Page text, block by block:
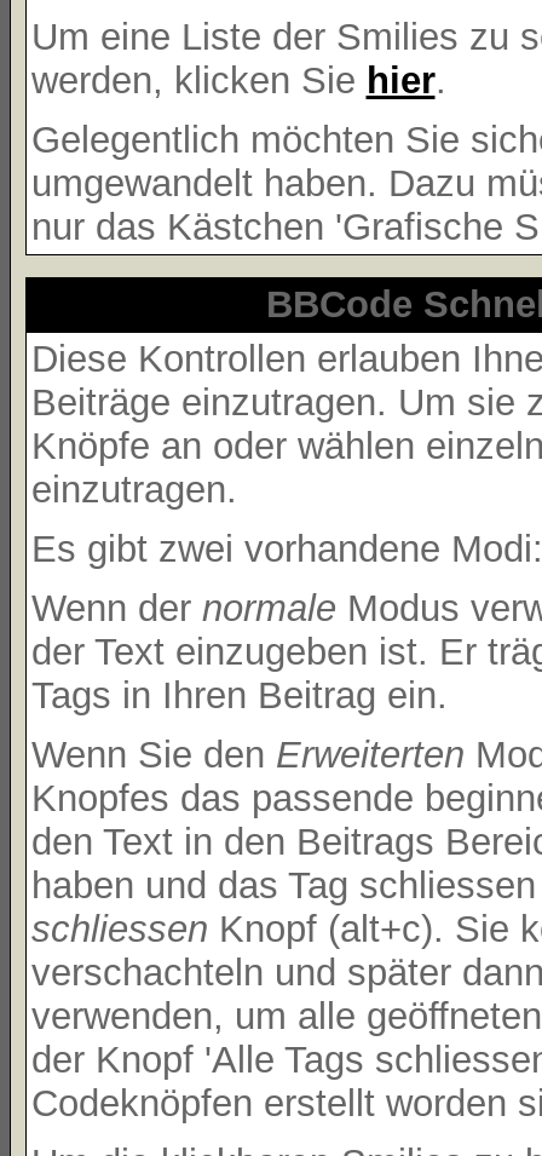
Um eine Liste der Smilies zu
werden, klicken Sie hier.
Gelegentlich möchten Sie
umgewandelt haben. Dazu
nur das Kästchen 'Grafische
BBCode
Diese Kontrollen erlauben
Beiträge einzutragen. Um sie
Knöpfe an oder wählen
einzutragen.
Es gibt zwei vorhandene
Wenn der normale Modus
der Text einzugeben ist. Er
Tags in Ihren Beitrag ein.
Wenn Sie den Erweiterten
Knopfes das passende
den Text in den Beitrags
haben und das Tag
schliessen Knopf (alt+c). Sie
verschachteln und später
verwenden, um alle
der Knopf 'Alle Tags
Codeknöpfen erstellt worden